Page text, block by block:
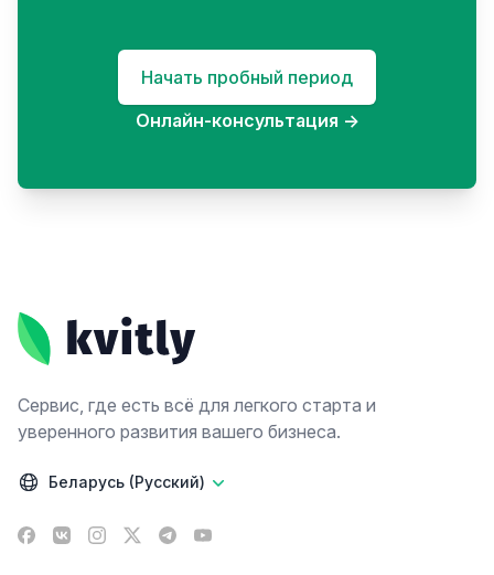
Начать пробный период
Онлайн-консультация →
Сервис, где есть всё для легкого старта и
уверенного развития вашего бизнеса.
Беларусь (Русский)
Facebook
VK Instagram
X TelegramYouTube